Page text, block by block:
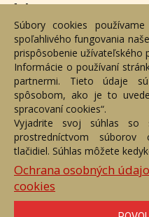
Adresa
Nižný Hrušov 333, 094 22,
+421 905 356 921
+421 905 959 101
dartesro@dartesro.sk
Hlavná stránka Aukčný
Termíny aukcií
DARTE AUKČNÁ
Akékoľvek používanie
podmienené výslovným
Súbory cookies
spoľahlivého fungovania
prispôsobenie užívateľského
Informácie o používaní
partnermi. Tieto údaje
spôsobom, ako je to
spracovaní cookies“.
Vyjadrite svoj súhlas so
prostredníctvom súborov
tlačidiel. Súhlas môžete
Ochrana osobných
cookies